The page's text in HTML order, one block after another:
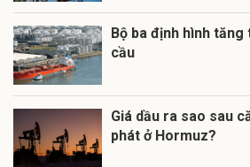
Bộ ba định hình
cầu
Giá dầu ra sao sau
phát ở Hormuz?